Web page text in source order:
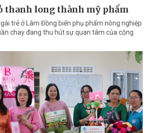
thanh long thành mỹ phẩm
trẻ ở Lâm Đồng biến phụ phẩm nông nghiệp
chay đang thu hút sự quan tâm của cộng